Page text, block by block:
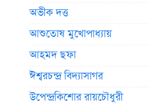
অভীক দত্ত
আশুতোষ মুখোপাধ্যায়
আহমদ ছফা
ঈশ্বরচন্দ্র বিদ্যাসাগর
উপেন্দ্রকিশোর রায়চৌধুরী